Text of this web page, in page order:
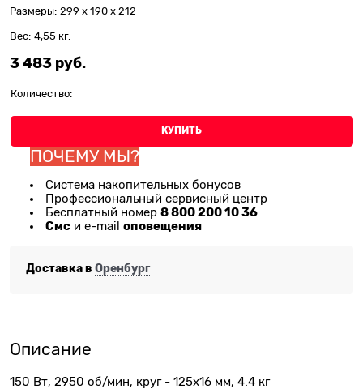
Размеры: 299 x 190 x 212
Вес: 4,55 кг.
3 483 руб.
Количество:
КУПИТЬ
ПОЧЕМУ МЫ?
Система накопительных бонусов
Профессиональный сервисный центр
Бесплатный номер 8 800 200 10 36
Смс и e-mail оповещения
Доставка в Оренбург
Описание
150 Вт, 2950 об/мин, круг - 125х16 мм, 4.4 кг